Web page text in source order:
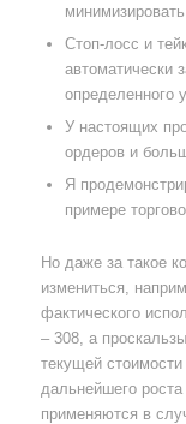
минимизировать
Стоп-лосс и
автоматически
определенного
У настоящих
ордеров и
Я
примере
Но даже за такое
измениться,
фактического
– 308, а
текущей
дальнейшего
применяются в